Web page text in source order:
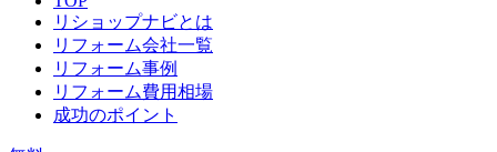
リショップナビとは
リフォーム会社一覧
リフォーム事例
リフォーム費用相場
成功のポイント